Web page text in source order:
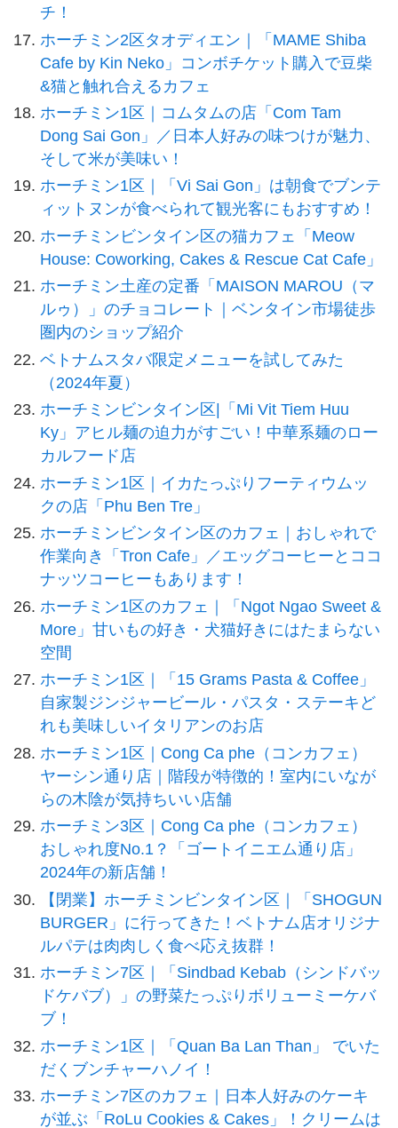
チ！
ホーチミン2区タオディエン｜「MAME Shiba
Cafe by Kin Neko」コンボチケット購入で豆柴
&猫と触れ合えるカフェ
ホーチミン1区｜コムタムの店「Com Tam
Dong Sai Gon」／日本人好みの味つけが魅力、
そして米が美味い！
ホーチミン1区｜「Vi Sai Gon」は朝食でブンテ
ィットヌンが食べられて観光客にもおすすめ！
ホーチミンビンタイン区の猫カフェ「Meow
House: Coworking, Cakes & Rescue Cat Cafe」
ホーチミン土産の定番「MAISON MAROU（マ
ルゥ）」のチョコレート｜ベンタイン市場徒歩
圏内のショップ紹介
ベトナムスタバ限定メニューを試してみた
（2024年夏）
ホーチミンビンタイン区|「Mi Vit Tiem Huu
Ky」アヒル麺の迫力がすごい！中華系麺のロー
カルフード店
ホーチミン1区｜イカたっぷりフーティウムッ
クの店「Phu Ben Tre」
ホーチミンビンタイン区のカフェ｜おしゃれで
作業向き「Tron Cafe」／エッグコーヒーとココ
ナッツコーヒーもあります！
ホーチミン1区のカフェ｜「Ngot Ngao Sweet &
More」甘いもの好き・犬猫好きにはたまらない
空間
ホーチミン1区｜「15 Grams Pasta & Coffee」
自家製ジンジャービール・パスタ・ステーキど
れも美味しいイタリアンのお店
ホーチミン1区｜Cong Ca phe（コンカフェ）
ヤーシン通り店｜階段が特徴的！室内にいなが
らの木陰が気持ちいい店舗
ホーチミン3区｜Cong Ca phe（コンカフェ）
おしゃれ度No.1？「ゴートイニエム通り店」
2024年の新店舗！
【閉業】ホーチミンビンタイン区｜「SHOGUN
BURGER」に行ってきた！ベトナム店オリジナ
ルパテは肉肉しく食べ応え抜群！
ホーチミン7区｜「Sindbad Kebab（シンドバッ
ドケバブ）」の野菜たっぷりボリューミーケバ
ブ！
ホーチミン1区｜「Quan Ba Lan Than」 でいた
だくブンチャーハノイ！
ホーチミン7区のカフェ｜日本人好みのケーキ
が並ぶ「RoLu Cookies & Cakes」！クリームは